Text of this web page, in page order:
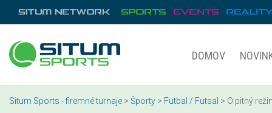
DOMOV
Situm Sports - firemné turnaje > Športy > Futbal / Futsal > O pitný